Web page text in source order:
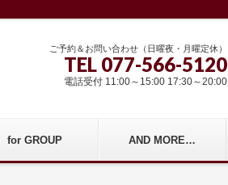
ご予約＆お問い合わせ（日曜夜・月曜定休）
TEL 077-566-5120
電話受付 11:00～15:00 17:30～20:00
for GROUP AND MORE…